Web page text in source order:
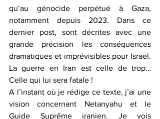
qu’au génocide perpétué à Gaza,
notamment depuis 2023. Dans ce
dernier post, sont décrites avec une
grande précision les conséquences
dramatiques et imprévisibles pour Israël.
La guerre en Iran est celle de trop…
Celle qui lui sera fatale !
A l’instant où je rédige ce texte, j’ai une
vision concernant Netanyahu et le
Guide Suprême iranien. Je vois